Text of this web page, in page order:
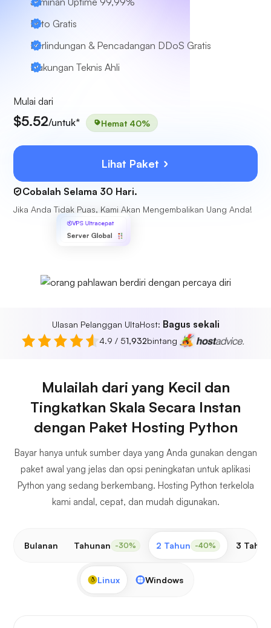
Foto Gratis
Perlindungan & Pencadangan DDoS Gratis
Dukungan Teknis Ahli
Mulai dari
$5.52/untuk* Hemat 40%
Lihat Paket
Cobalah Selama 30 Hari.
Jika Anda Tidak Puas, Kami Akan Mengembalikan Uang Anda!
VPS Ultracepat
Server Global
Ulasan Pelanggan UltaHost: Bagus sekali
4.9 / 51,932bintang
Mulailah dari yang Kecil dan
Tingkatkan Skala Secara Instan
dengan Paket Hosting Python
Bayar hanya untuk sumber daya yang Anda gunakan dengan
paket awal yang jelas dan opsi peningkatan untuk aplikasi
Python yang sedang berkembang. Hosting Python terkelola
kami andal, cepat, dan mudah digunakan.
Bulanan Tahunan -30% 2 Tahun -40% 3 Tahun
Linux Windows